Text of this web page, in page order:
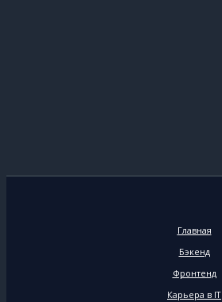
Главная
Бэкенд
Фронтенд
Карьера в IT